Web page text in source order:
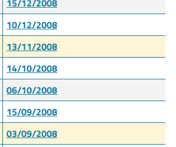
10/12/2008
13/11/2008
14/10/2008
06/10/2008
15/09/2008
03/09/2008